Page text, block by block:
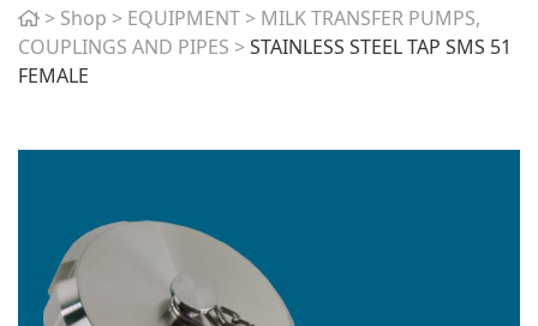
Home
> Shop > EQUIPMENT > MILK TRANSFER PUMPS,
COUPLINGS AND PIPES >STAINLESS STEEL TAP SMS 51
FEMALE